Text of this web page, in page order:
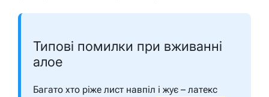
Типові помилки при вживанні
алое
Багато хто ріже лист навпіл і жує – латекс